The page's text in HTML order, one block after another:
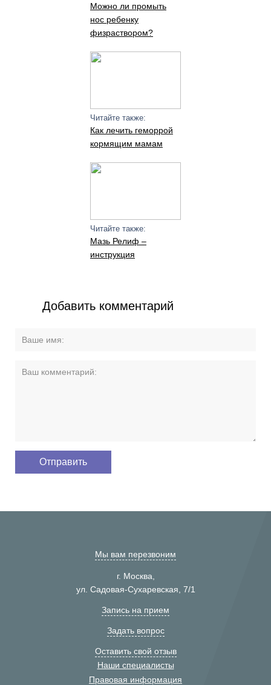
Можно ли промыть
нос ребенку
физраствором?
Читайте также:
Как лечить геморрой
кормящим мамам
Читайте также:
Мазь Релиф –
инструкция
Добавить комментарий
Мы вам перезвоним
г. Москва,
ул. Садовая-Сухаревская, 7/1
Запись на прием
Задать вопрос
Оставить свой отзыв
Наши специалисты
Правовая информация